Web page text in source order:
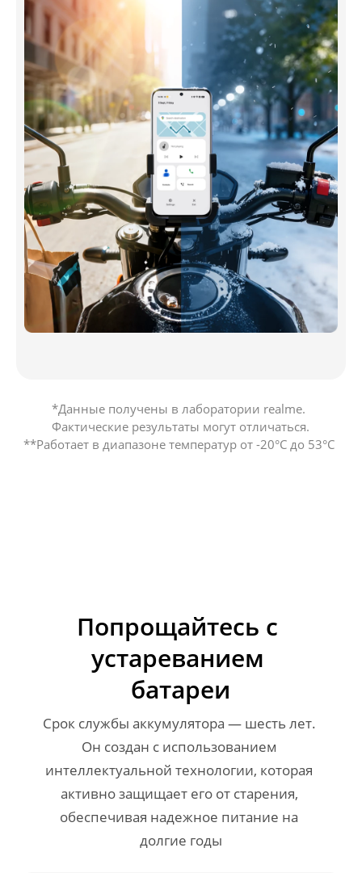
*Данные получены в лаборатории realme.
Фактические результаты могут отличаться.
**Работает в диапазоне температур от -20°C до 53°C
Срок службы аккумулятора — шесть лет.
Он создан с использованием
интеллектуальной технологии, которая
активно защищает его от старения,
обеспечивая надежное питание на
долгие годы
Попрощайтесь с
устареванием
батареи